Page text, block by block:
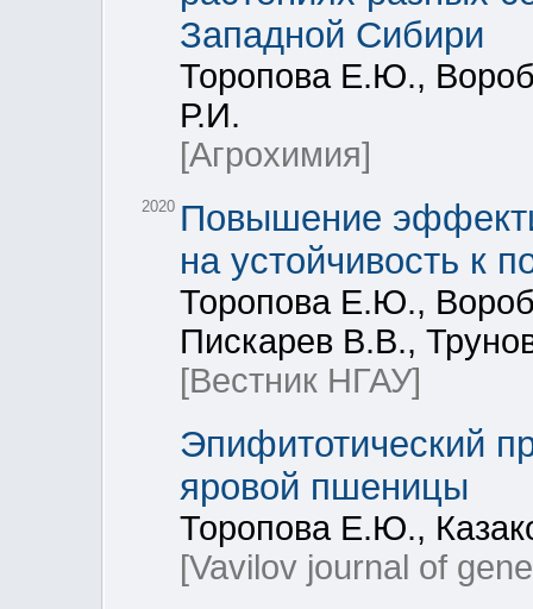
Западной Сибири
Торопова Е.Ю.,
Р.И.
[Агрохимия]
2020 Повышение
на устойчивость к
Торопова Е.Ю.,
Пискарев В.В.,
[Вестник НГАУ]
Эпифитотический
яровой пшеницы
Торопова Е.Ю.,
[Vavilov journal of